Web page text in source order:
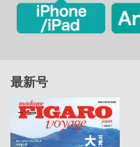
最新号